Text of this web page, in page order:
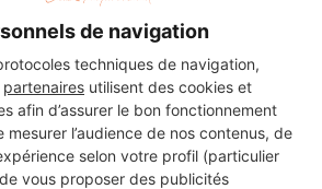
de navigation
techniques de navigation,
partenaires utilisent des cookies et
afin d’assurer le bon fonctionnement
l’audience de nos contenus, de
selon votre profil (particulier
vous proposer des publicités